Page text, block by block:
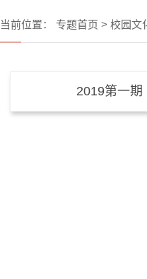
当前位置： 专题首页 > 校园文
2019第一期